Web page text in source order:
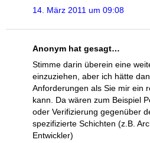
14. März 2011 um 09:08
Anonym hat gesagt…
Stimme darin überein eine
einzuziehen, aber ich hätte
Anforderungen als Sie mir ein
kann. Da wären zum Beispiel
oder Verifizierung gegenüber
spezifizierte Schichten (z.B.
Entwickler)